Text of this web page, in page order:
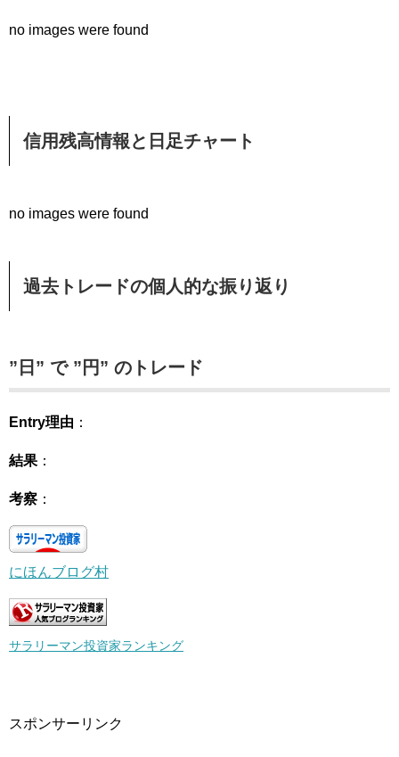
no images were found
信用残高情報と日足チャート
no images were found
過去トレードの個人的な振り返り
”日” で ”円” のトレード
Entry理由 ：
結果 ：
考察 ：
にほんブログ村
サラリーマン投資家ランキング
スポンサーリンク